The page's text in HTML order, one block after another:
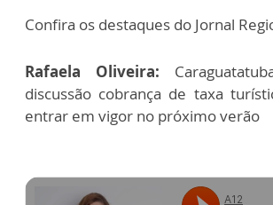
Confira os destaques do Jornal
Rafaela Oliveira:
discussão cobrança de taxa
entrar em vigor no próximo verão